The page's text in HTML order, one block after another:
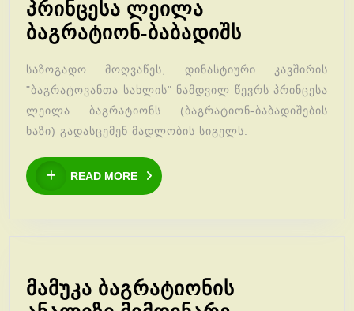
პრინცესა ლეილა
ბაგრატიონ-ბაბადიშს
გადაეცა
პრინცესა
ლეილა
საზოგადო მოღვაწეს, დინასტიური კავშირის
"ბაგრატოვანთა სახლის" ნამდვილ წევრს პრინცესა
ლეილა ბაგრატიონს (ბაგრატიონ-ბაბადიშების
ხაზი) გადასცემენ მადლობის სიგელს.
READ MORE
READ
MORE
მამუკა ბაგრატიონის